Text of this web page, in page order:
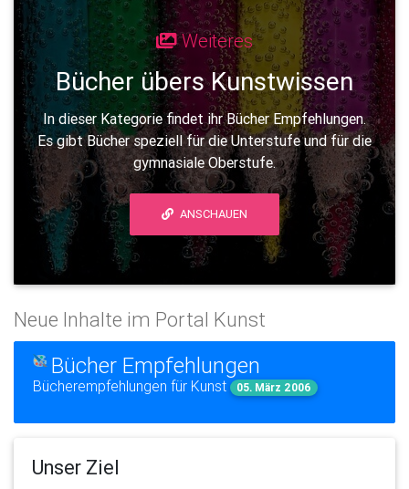
Weiteres
Bücher übers Kunstwissen
In dieser Kategorie findet ihr Bücher Empfehlungen.
Es gibt Bücher speziell für die Unterstufe und für die
gymnasiale Oberstufe.
ANSCHAUEN
Neue Inhalte im Portal Kunst
Bücher Empfehlungen
Bücherempfehlungen für Kunst 05. März 2006
Unser Ziel